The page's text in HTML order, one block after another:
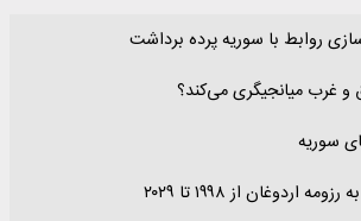
روابط با سوریه پرده برداشت
غرب میانجیگری می‌کند؟
سوریه
اردوغان از ۱۹۹۸ تا ۲۰۲۹